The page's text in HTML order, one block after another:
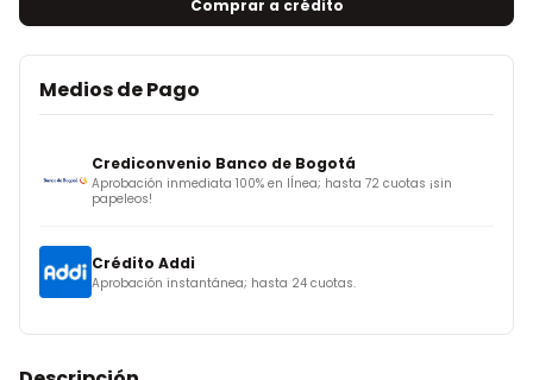
Comprar a crédito
Medios de Pago
Crediconvenio Banco de Bogotá
Aprobación inmediata 100% en lÍnea; hasta 72 cuotas ¡sin
papeleos!
Crédito Addi
Aprobación instantánea; hasta 24 cuotas.
Crédito fácil, rápido y seguro; hasta 6 cuotas.